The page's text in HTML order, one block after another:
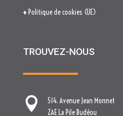
514. Avenue Jean Monnet

 contact[at]nova-groupe.fr